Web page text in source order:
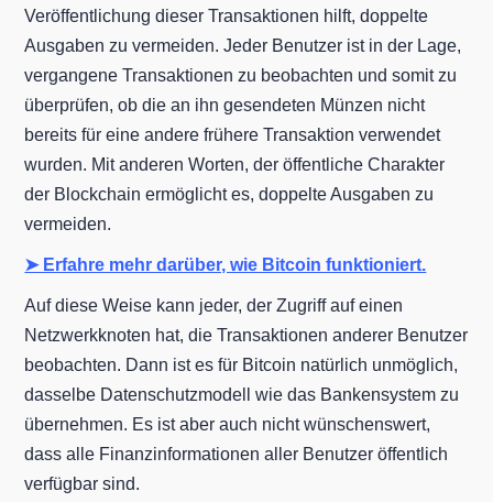
Veröffentlichung dieser Transaktionen hilft, doppelte
Ausgaben zu vermeiden. Jeder Benutzer ist in der Lage,
vergangene Transaktionen zu beobachten und somit zu
überprüfen, ob die an ihn gesendeten Münzen nicht
bereits für eine andere frühere Transaktion verwendet
wurden. Mit anderen Worten, der öffentliche Charakter
der Blockchain ermöglicht es, doppelte Ausgaben zu
vermeiden.
➤ Erfahre mehr darüber, wie Bitcoin funktioniert.
Auf diese Weise kann jeder, der Zugriff auf einen
Netzwerkknoten hat, die Transaktionen anderer Benutzer
beobachten. Dann ist es für Bitcoin natürlich unmöglich,
dasselbe Datenschutzmodell wie das Bankensystem zu
übernehmen. Es ist aber auch nicht wünschenswert,
dass alle Finanzinformationen aller Benutzer öffentlich
verfügbar sind.